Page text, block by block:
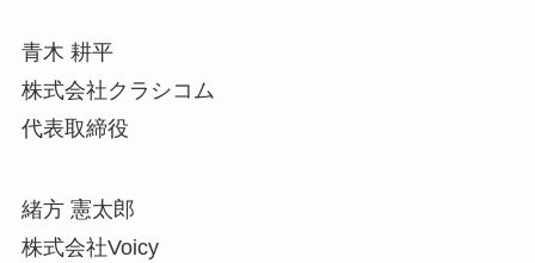
青木 耕平
株式会社クラシコム
代表取締役
緒方 憲太郎
株式会社Voicy